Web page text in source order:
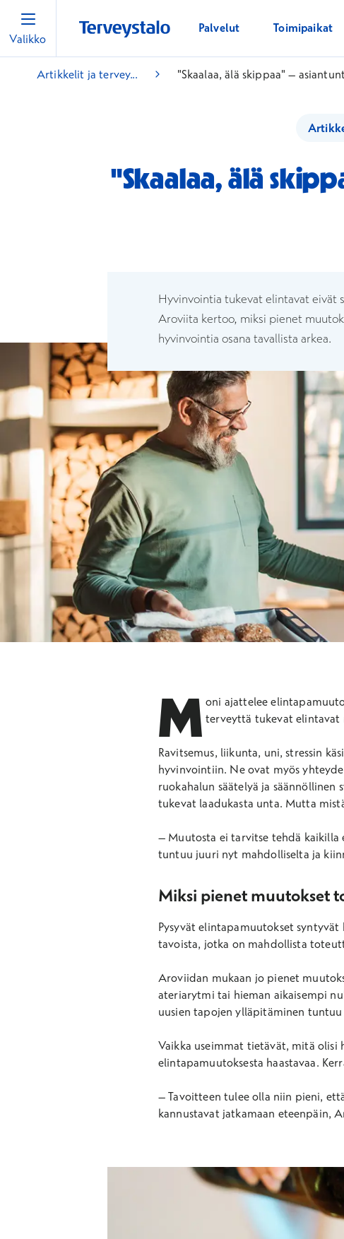
Valikko
Palvelut Toimipaikat
Artikkelit ja tervey... "Skaalaa, älä skippaa" –
"Skaalaa, älä
Hyvinvointia tukevat elintavat eivät
Aroviita kertoo, miksi pienet
hyvinvointia osana tavallista arkea.
M oni ajattelee
terveyttä tukevat elintavat
Ravitsemus, liikunta, uni, stressin
hyvinvointiin. Ne ovat myös
ruokahalun säätelyä ja
tukevat laadukasta unta. Mutta
– Muutosta ei tarvitse tehdä kaikilla
tuntuu juuri nyt mahdolliselta ja
Miksi pienet muutokset
Pysyvät elintapamuutokset syntyvät
tavoista, jotka on mahdollista
Aroviidan mukaan jo pienet
ateriarytmi tai hieman aikaisempi
uusien tapojen ylläpitäminen
Vaikka useimmat tietävät, mitä
elintapamuutoksesta haastavaa.
– Tavoitteen tulee olla niin pieni,
kannustavat jatkamaan eteenpäin,